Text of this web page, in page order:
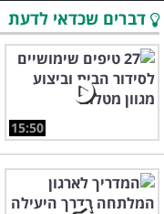
דברים שכדאי לדעת
15:50